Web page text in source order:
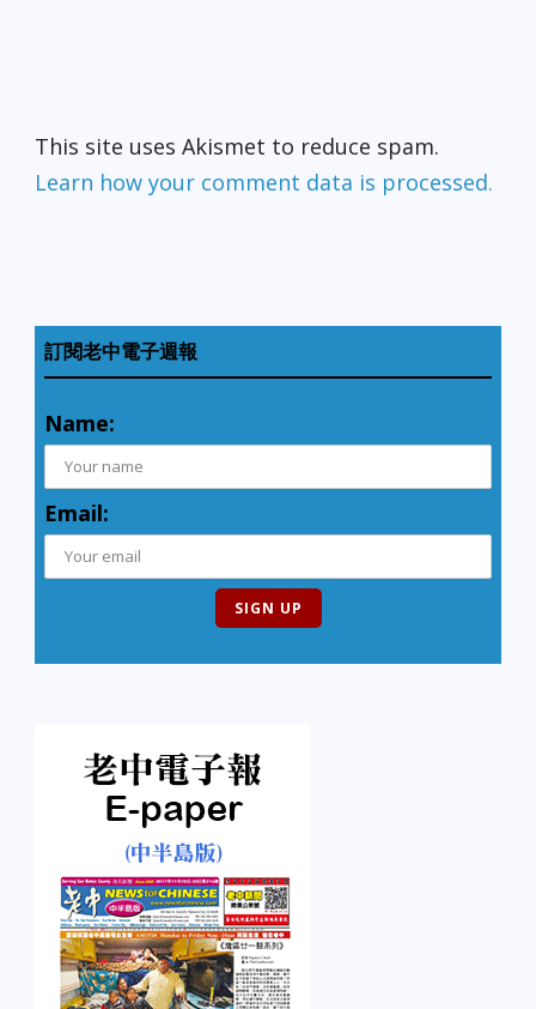
This site uses Akismet to reduce spam.
Learn how your comment data is processed.
訂閱老中電子週報
Name:
Email: